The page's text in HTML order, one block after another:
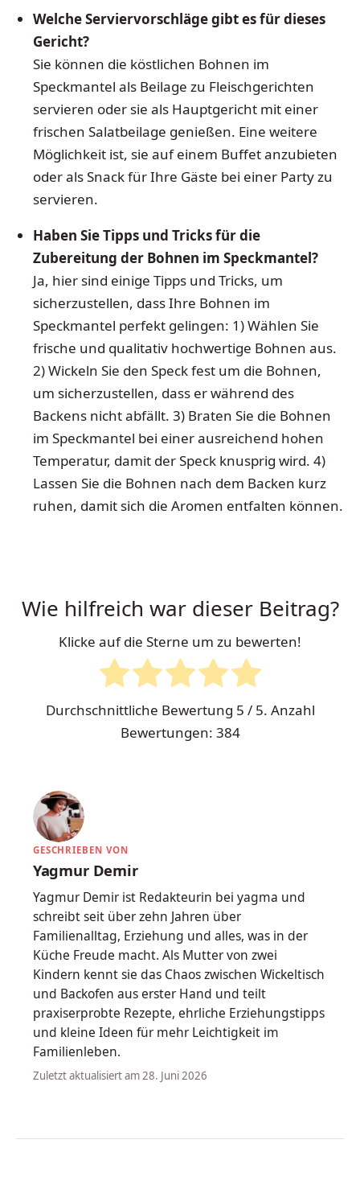
Welche Serviervorschläge gibt es für dieses
Gericht?
Sie können die köstlichen Bohnen im
Speckmantel als Beilage zu Fleischgerichten
servieren oder sie als Hauptgericht mit einer
frischen Salatbeilage genießen. Eine weitere
Möglichkeit ist, sie auf einem Buffet anzubieten
oder als Snack für Ihre Gäste bei einer Party zu
servieren.
Haben Sie Tipps und Tricks für die
Zubereitung der Bohnen im Speckmantel?
Ja, hier sind einige Tipps und Tricks, um
sicherzustellen, dass Ihre Bohnen im
Speckmantel perfekt gelingen: 1) Wählen Sie
frische und qualitativ hochwertige Bohnen aus.
2) Wickeln Sie den Speck fest um die Bohnen,
um sicherzustellen, dass er während des
Backens nicht abfällt. 3) Braten Sie die Bohnen
im Speckmantel bei einer ausreichend hohen
Temperatur, damit der Speck knusprig wird. 4)
Lassen Sie die Bohnen nach dem Backen kurz
ruhen, damit sich die Aromen entfalten können.
Wie hilfreich war dieser Beitrag?
Klicke auf die Sterne um zu bewerten!
Durchschnittliche Bewertung 5 / 5. Anzahl
Bewertungen: 384
GESCHRIEBEN VON
Yagmur Demir
Yagmur Demir ist Redakteurin bei yagma und
schreibt seit über zehn Jahren über
Familienalltag, Erziehung und alles, was in der
Küche Freude macht. Als Mutter von zwei
Kindern kennt sie das Chaos zwischen Wickeltisch
und Backofen aus erster Hand und teilt
praxiserprobte Rezepte, ehrliche Erziehungstipps
und kleine Ideen für mehr Leichtigkeit im
Familienleben.
Zuletzt aktualisiert am 28. Juni 2026